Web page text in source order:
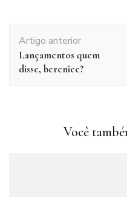
de
post
Artigo anterior
Lançamentos quem
disse, berenice?
Você